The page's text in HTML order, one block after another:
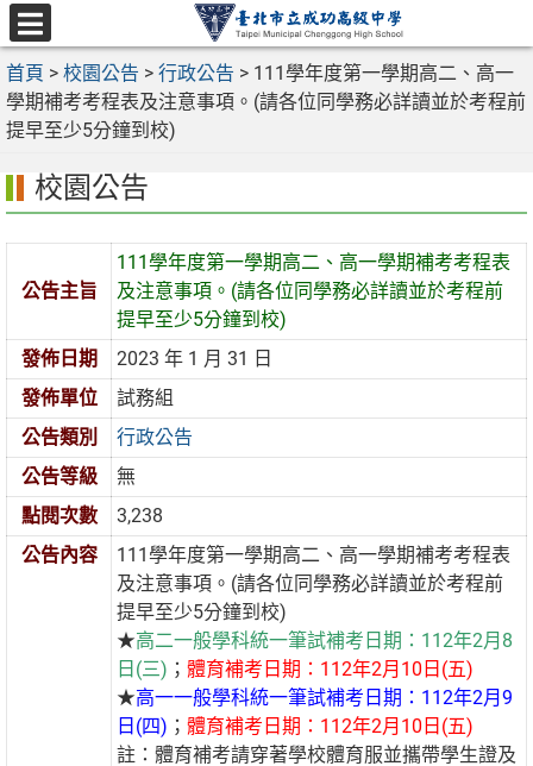
跳
至
主
要
內
選
單
首頁 > 校園公告 > 行政公告 > 111學年度第一學期高二、高一
學期補考考程表及注意事項。(請各位同學務必詳讀並於考程前
提早至少5分鐘到校)
校園公告
公告主旨
111學年度第一學期高二、高一學期補考考程表
及注意事項。(請各位同學務必詳讀並於考程前
提早至少5分鐘到校)
發佈日期
2023 年 1 月 31 日
發佈單位
試務組
公告類別
行政公告
公告等級
無
點閱次數
3,238
公告內容
111學年度第一學期高二、高一學期補考考程表
及注意事項。(請各位同學務必詳讀並於考程前
提早至少5分鐘到校)
★高二一般學科統一筆試補考日期：112年2月8
日(三) ；體育補考日期：112年2月10日(五)
★高一一般學科統一筆試補考日期：112年2月9
日(四) ；體育補考日期：112年2月10日(五)
註：體育補考請穿著學校體育服並攜帶學生證及